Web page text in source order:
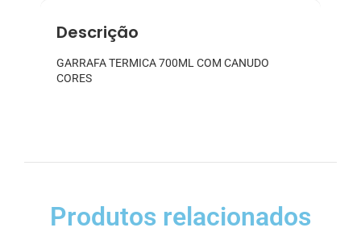
Descrição
GARRAFA TERMICA 700ML COM CANUDO
CORES
Produtos relacionados